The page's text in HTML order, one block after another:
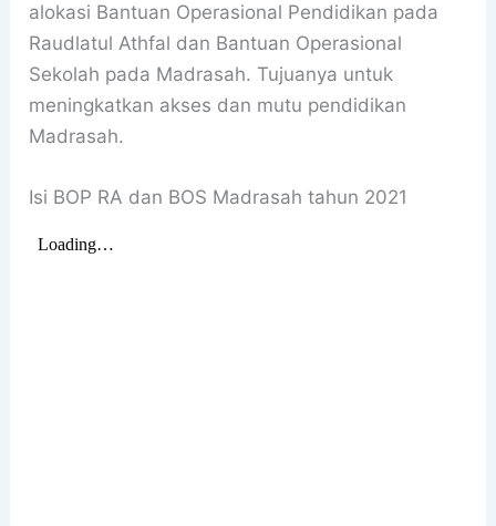
alokasi Bantuan Operasional Pendidikan pada
Raudlatul Athfal dan Bantuan Operasional
Sekolah pada Madrasah. Tujuanya untuk
meningkatkan akses dan mutu pendidikan
Madrasah.
Isi BOP RA dan BOS Madrasah tahun 2021